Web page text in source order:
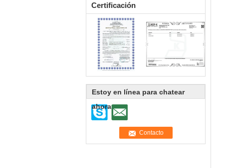
Certificación
Estoy en línea para chatear
ahora